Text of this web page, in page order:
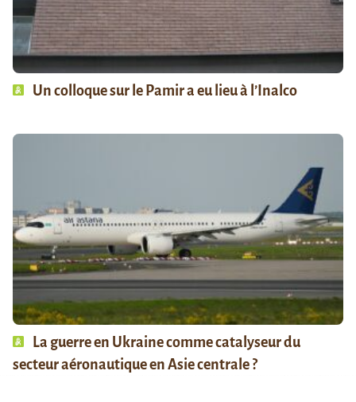
Un colloque sur le Pamir a eu lieu à l’Inalco
La guerre en Ukraine comme catalyseur du
secteur aéronautique en Asie centrale ?